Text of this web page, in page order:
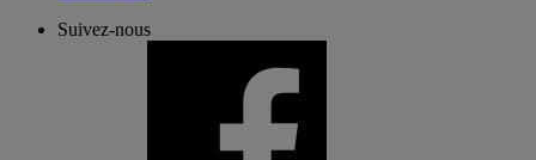
Suivez-nous